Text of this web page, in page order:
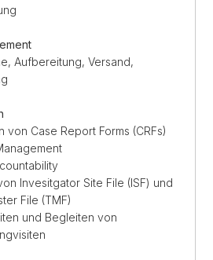
Aufbereitung, Versand,
von Case Report Forms (CRFs)
Invesitgator Site File (ISF) und
File (TMF)
und Begleiten von